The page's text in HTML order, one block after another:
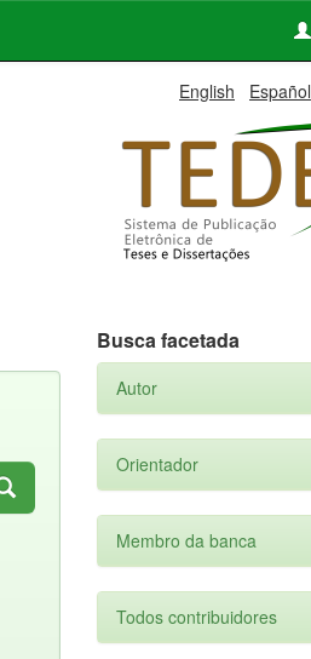
English Español
Busca facetada
Autor
Orientador
Membro da banca
Todos contribuidores